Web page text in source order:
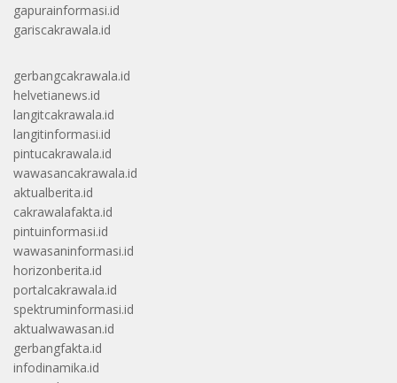
gapurainformasi.id
gariscakrawala.id
gerbangcakrawala.id
helvetianews.id
langitcakrawala.id
langitinformasi.id
pintucakrawala.id
wawasancakrawala.id
aktualberita.id
cakrawalafakta.id
pintuinformasi.id
wawasaninformasi.id
horizonberita.id
portalcakrawala.id
spektruminformasi.id
aktualwawasan.id
gerbangfakta.id
infodinamika.id